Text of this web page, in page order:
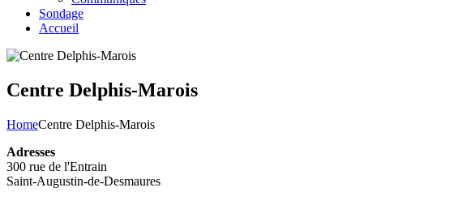
Sondage
Accueil
Centre Delphis-Marois
HomeCentre Delphis-Marois
Adresses
300 rue de l'Entrain
Saint-Augustin-de-Desmaures